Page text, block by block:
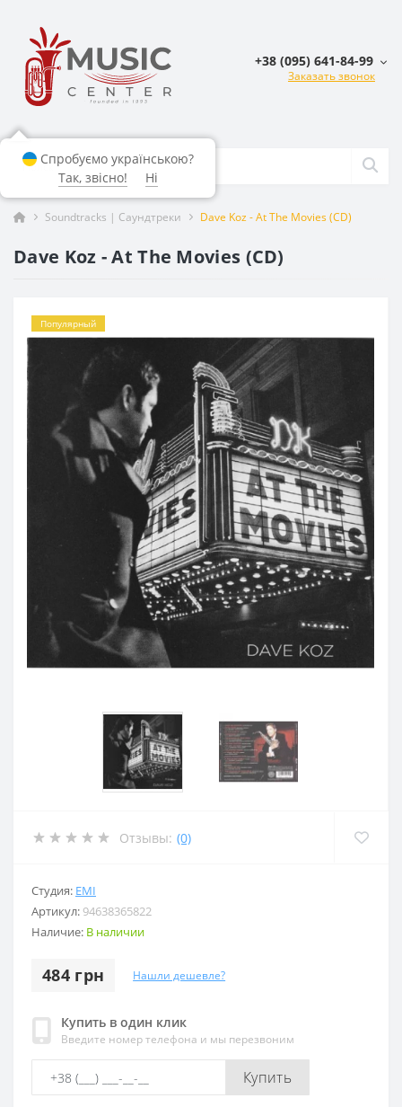
+38 (095) 641-84-99
Заказать звонок
Soundtracks | Саундтреки Dave Koz - At The Movies (CD)
Dave Koz - At The Movies (CD)
Популярный
Отзывы: (0)
Студия: EMI
Артикул: 94638365822
Наличие: В наличии
484 грн Нашли дешевле?
Купить в один клик
Введите номер телефона и мы перезвоним
Купить
Спробуємо українською?
Так, звісно!
Ні